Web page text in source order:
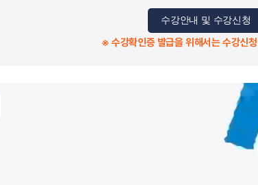
수강안내 및 수강신청
※ 수강확인증 발급을 위해서는 수강신